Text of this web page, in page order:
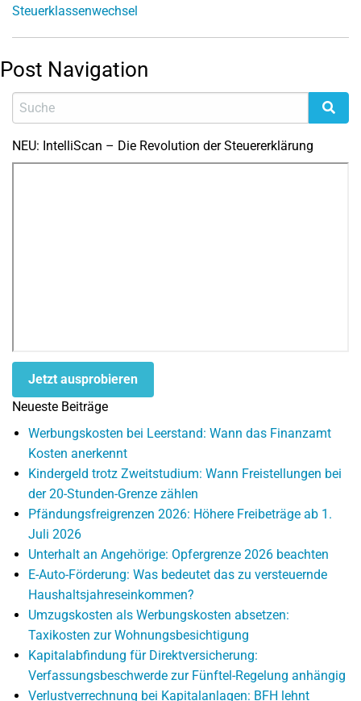
Steuerklassenwechsel
Post Navigation
NEU: IntelliScan – Die Revolution der Steuererklärung
Jetzt ausprobieren
Neueste Beiträge
Werbungskosten bei Leerstand: Wann das Finanzamt
Kosten anerkennt
Kindergeld trotz Zweitstudium: Wann Freistellungen bei
der 20-Stunden-Grenze zählen
Pfändungsfreigrenzen 2026: Höhere Freibeträge ab 1.
Juli 2026
Unterhalt an Angehörige: Opfergrenze 2026 beachten
E-Auto-Förderung: Was bedeutet das zu versteuernde
Haushaltsjahreseinkommen?
Umzugskosten als Werbungskosten absetzen:
Taxikosten zur Wohnungsbesichtigung
Kapitalabfindung für Direktversicherung:
Verfassungsbeschwerde zur Fünftel-Regelung anhängig
Verlustverrechnung bei Kapitalanlagen: BFH lehnt